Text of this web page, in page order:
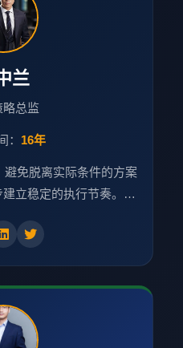
兰
略总监
： 16年
免脱离实际条件的方案
立稳定的执行节奏。…